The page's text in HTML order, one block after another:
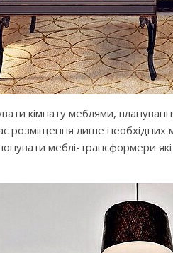
кімнату меблями, планування
розміщення лише
меблі-трансформери